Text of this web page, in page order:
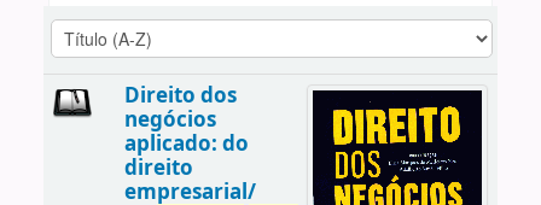
Direito dos
negócios
aplicado: do
direito
empresarial/